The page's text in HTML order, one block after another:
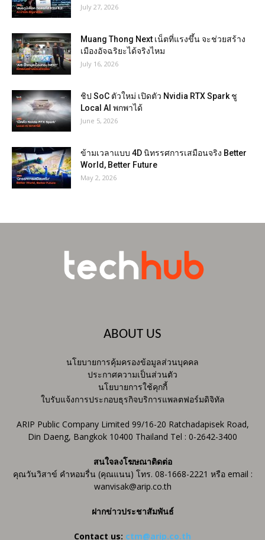
July 27, 2026
Muang Thong Next เน็ตที่แรงขึ้น จะช่วยสร้าง
เมืองอัจฉริยะได้จริงไหม
July 16, 2026
ชิป SoC ตัวใหม่ เปิดตัว Nvidia RTX Spark ชู
Local AI พกพาได้
June 5, 2026
ข้ามเวลาแบบ 4D นิทรรศการเสมือนจริง Better
World, Better Future
May 2, 2026
ABOUT US
นโยบายการคุ้มครองข้อมูลส่วนบุคคล
ประกาศความเป็นส่วนตัว
นโยบายการใช้คุกกี้
ใบรับแจ้งการประกอบธุรกิจบริการแพลตฟอร์มดิจิทัล
ARIP Public Company Limited 99/16-20 Ratchadapisek Road,
Din Daeng, Bangkok 10400 Thailand Tel : 0-2642-3400
สนใจลงโฆษณาติดต่อ
คุณวันวิสาข์ คำหอมรื่น (คุณแนน) โทร. 08-1668-2221 หรือ email :
wanvisak@arip.co.th
ฝากข่าวประชาสัมพันธ์
Contact us: ctm@arip.co.th